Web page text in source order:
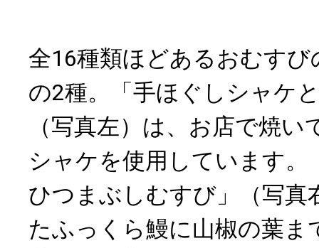
全16種類ほどあるおむす
の2種。「手ほぐしシャケ
（写真左）は、お店で焼
シャケを使用しています。
ひつまぶしむすび」（写真
たふっくら鰻に山椒の葉ま